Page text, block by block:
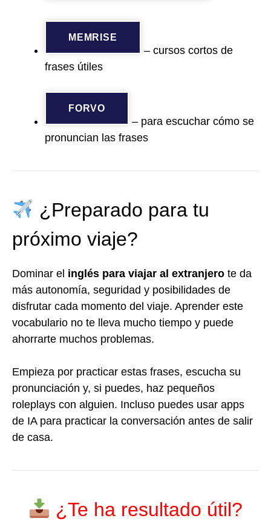
MEMRISE
– cursos cortos de
frases útiles
FORVO
– para escuchar cómo se
pronuncian las frases
¿Preparado para tu
próximo viaje?
Dominar el inglés para viajar al extranjero te da
más autonomía, seguridad y posibilidades de
disfrutar cada momento del viaje. Aprender este
vocabulario no te lleva mucho tiempo y puede
ahorrarte muchos problemas.
Empieza por practicar estas frases, escucha su
pronunciación y, si puedes, haz pequeños
roleplays con alguien. Incluso puedes usar apps
de IA para practicar la conversación antes de salir
de casa.
¿Te ha resultado útil?